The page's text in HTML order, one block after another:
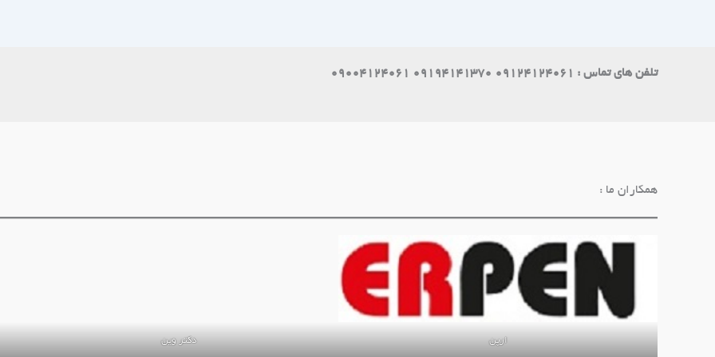
تلفن های تماس : 09124124061 09194141370 09004124061
همکاران ما :
ارپن دکتر وین